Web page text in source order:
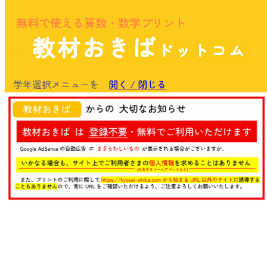
無料で使える算数・数学プリント
教材おきば ドットコム
学年選択メニューを 開く / 閉じる